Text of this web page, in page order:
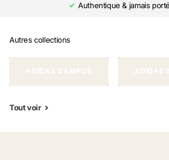
Authentique & jamais
Autres collections
Tout voir